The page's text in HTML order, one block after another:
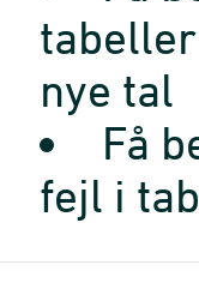
nye tal
Få
fejl i